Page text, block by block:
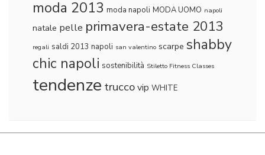
moda 2013 moda napoli MODA UOMO napoli
natale pelle primavera-estate 2013
regali saldi 2013 napoli san valentino scarpe shabby
chic napoli sostenibilità Stiletto Fitness Classes
tendenze truccovip WHITE